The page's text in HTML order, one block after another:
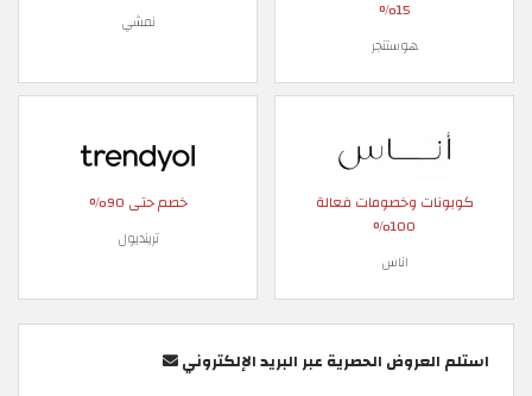
15%
هوستنجر
نمشي
كوبونات وخصومات فعالة
100%
اناس
خصم حتى 90%
ترينديول
استلم العروض الحصرية عبر البريد الإلكتروني